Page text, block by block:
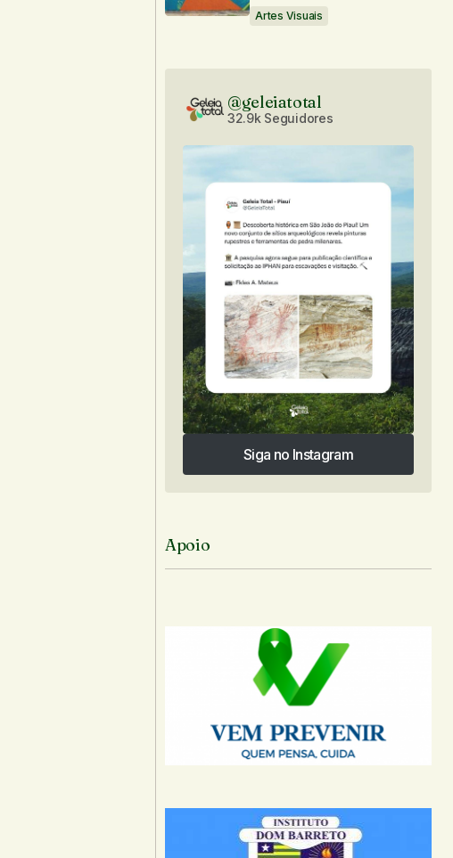
Artes Visuais
@geleiatotal
32.9k Seguidores
Siga no Instagram
Siga no Instagram
Apoio